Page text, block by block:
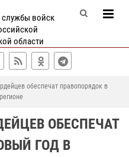
войск
области
обеспечат правопорядок в
ОБЕСПЕЧАТ
ГОД В